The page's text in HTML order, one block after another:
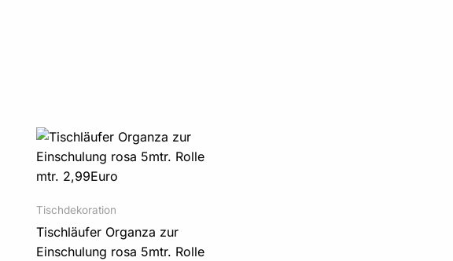
Tischdekoration
Tischläufer Organza zur
Einschulung rosa 5mtr. Rolle